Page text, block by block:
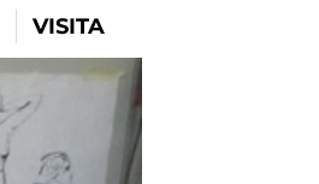
VISITA